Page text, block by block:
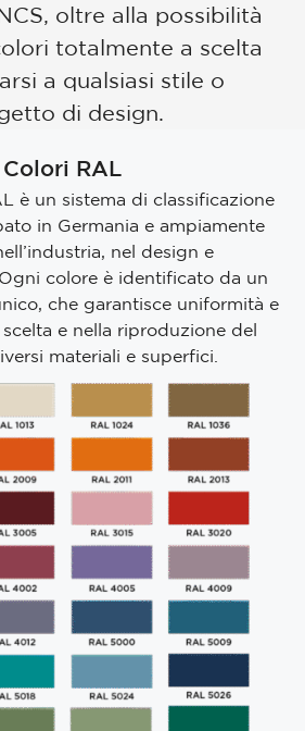
oltre alla possibilità
totalmente a scelta
a qualsiasi stile o
di design.
Colori RAL
è un sistema di classificazione
in Germania e ampiamente
nel design e
colore è identificato da un
che garantisce uniformità e
e nella riproduzione del
materiali e superfici.